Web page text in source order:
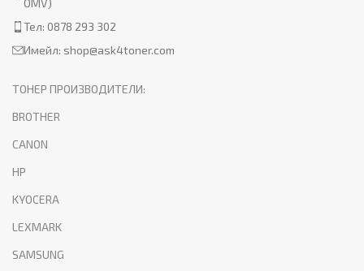
OMV)
Тел: 0878 293 302
Имейл: shop@ask4toner.com
ТОНЕР ПРОИЗВОДИТЕЛИ:
BROTHER
CANON
HP
KYOCERA
LEXMARK
SAMSUNG